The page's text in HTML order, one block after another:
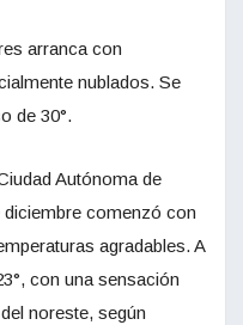
arranca con
nublados. Se
de 30°.
Autónoma de
diciembre comenzó con
agradables. A
con una sensación
noreste, según